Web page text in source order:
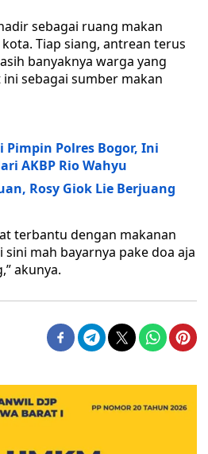
sebagai ruang makan
Tiap siang, antrean terus
banyaknya warga yang
sebagai sumber makan
Pimpin Polres Bogor, Ini
AKBP Rio Wahyu
Rosy Giok Lie Berjuang
terbantu dengan makanan
sini mah bayarnya pake doa aja
akunya.